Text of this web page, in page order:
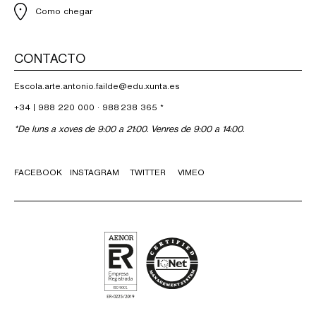
Como chegar
CONTACTO
Escola.arte.antonio.failde@edu.xunta.es
+34 | 988 220 000 · 988 238 365 *
*De luns a xoves de 9:00 a 21:00. Venres de 9:00 a 14:00.
FACEBOOK INSTAGRAM TWITTER VIMEO